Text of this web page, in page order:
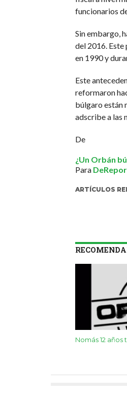
funcionarios
Sin embargo,
del 2016.
en 1990 y
Este
reformaron
búlgaro están
adscribe a las
De
¿Un Orbán
Para
ARTÍCULOS
Nomás 12 años